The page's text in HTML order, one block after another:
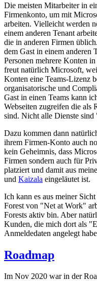
Die meisten Mitarbeiter in
Firmenkonto, um mit
arbeiten. Vielleicht werden
einem anderen Tenant
die in anderen Firmen
dem Gast in einem anderen
Personen mehrere Konten
freut natürlich Microsoft,
Konten eine Teams-Lizenz
organisatorische und
Gast in einen Teams kann
Webseiten zugreifen die als
sind. Nicht alle Dienste
Dazu kommen dann
ihrem Firmen-Konto auch
kein Geheimnis, dass
Firmen sondern auch für
platziert und damit aus
und Kaizala eingeläutet ist.
Ich kann es aus meiner
Forest von "Net at Work"
Forests aktiv bin. Aber
Kunden, die mich dort als
Anmeldedaten angelegt
Roadmap
Im Nov 2020 war in der